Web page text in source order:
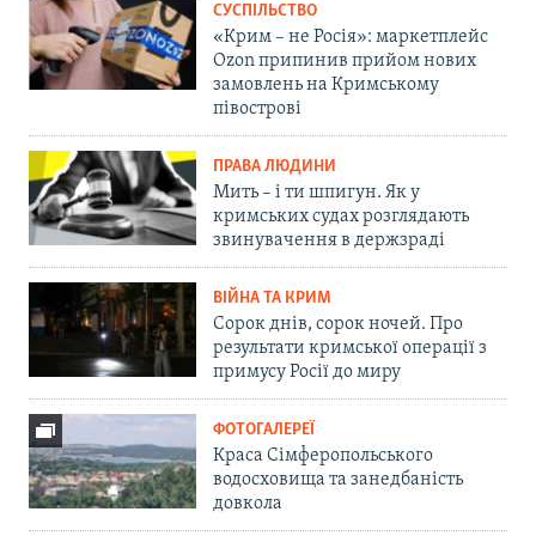
СУСПІЛЬСТВО
«Крим – не Росія»: маркетплейс
Ozon припинив прийом нових
замовлень на Кримському
півострові
ПРАВА ЛЮДИНИ
Мить – і ти шпигун. Як у
кримських судах розглядають
звинувачення в держзраді
ВІЙНА ТА КРИМ
Сорок днів, сорок ночей. Про
результати кримської операції з
примусу Росії до миру
ФОТОГАЛЕРЕЇ
Краса Сімферопольського
водосховища та занедбаність
довкола